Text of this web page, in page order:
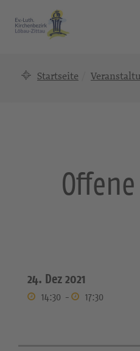
Startseite
24. Dez 2021
14:30 - 17:30